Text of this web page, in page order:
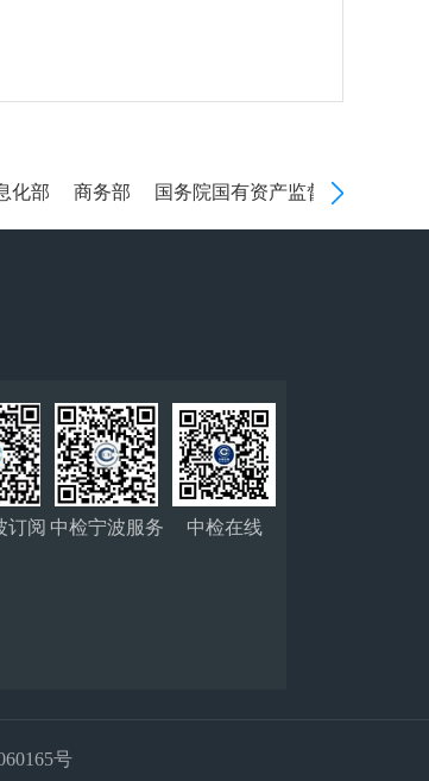
部 商务部 国务院国有资产监督管理委员会
订阅 中检宁波服务 中检在线
号